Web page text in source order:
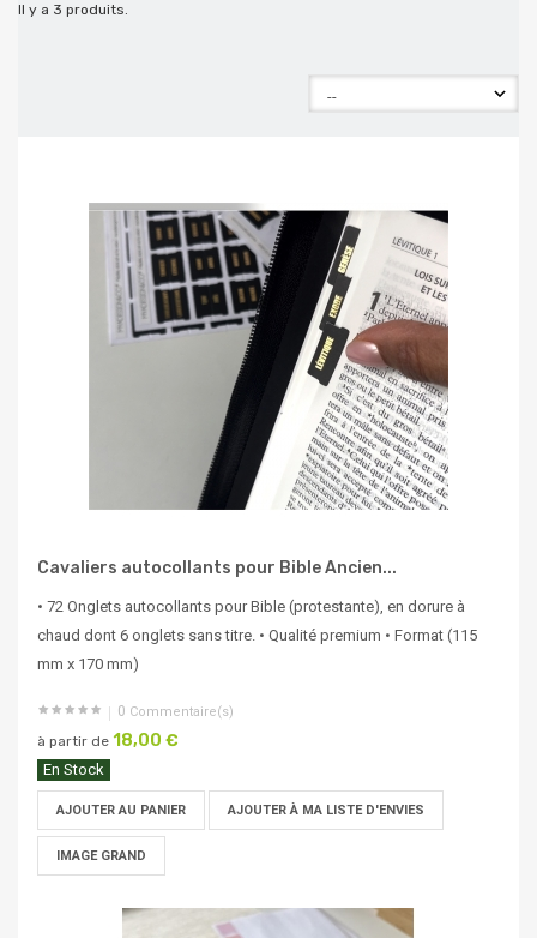
Il y a 3 produits.
Cavaliers autocollants pour Bible Ancien...
• 72 Onglets autocollants pour Bible (protestante), en dorure à
chaud dont 6 onglets sans titre. • Qualité premium • Format (115
mm x 170 mm)
0 Commentaire(s)
à partir de 18,00 €
En Stock
AJOUTER AU PANIER AJOUTER À MA LISTE D'ENVIES
IMAGE GRAND